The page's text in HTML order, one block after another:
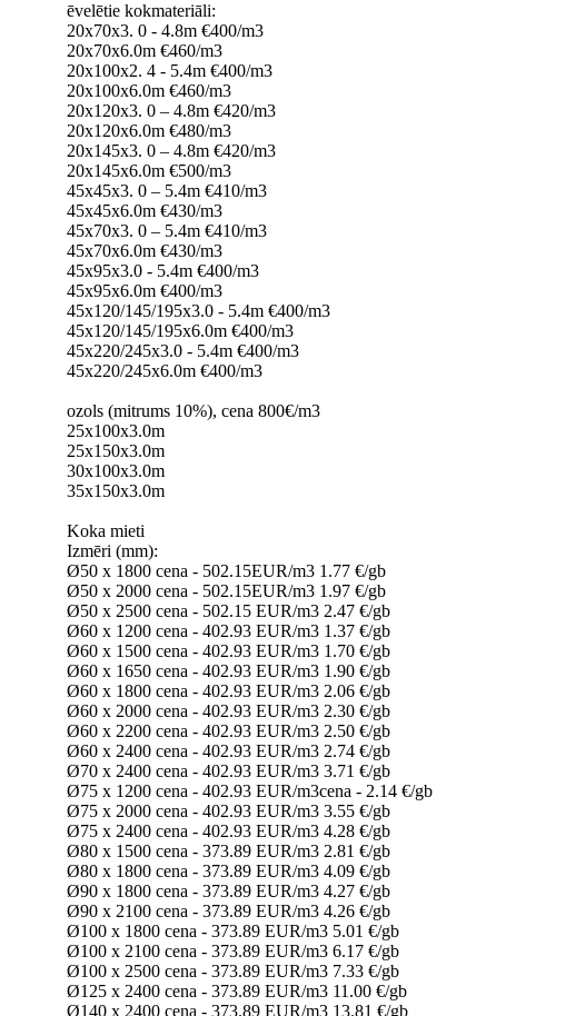
ēvelētie kokmateriāli:
20x70x3. 0 - 4.8m €400/m3
20x70x6.0m €460/m3
20x100x2. 4 - 5.4m €400/m3
20x100x6.0m €460/m3
20x120x3. 0 – 4.8m €420/m3
20x120x6.0m €480/m3
20x145x3. 0 – 4.8m €420/m3
20x145x6.0m €500/m3
45x45x3. 0 – 5.4m €410/m3
45x45x6.0m €430/m3
45x70x3. 0 – 5.4m €410/m3
45x70x6.0m €430/m3
45x95x3.0 - 5.4m €400/m3
45x95x6.0m €400/m3
45x120/145/195x3.0 - 5.4m €400/m3
45x120/145/195x6.0m €400/m3
45x220/245x3.0 - 5.4m €400/m3
45x220/245x6.0m €400/m3
ozols (mitrums 10%), cena 800€/m3
25x100x3.0m
25x150x3.0m
30x100x3.0m
35x150x3.0m
Koka mieti
Izmēri (mm):
Ø50 x 1800 cena - 502.15EUR/m3 1.77 €/gb
Ø50 x 2000 cena - 502.15EUR/m3 1.97 €/gb
Ø50 x 2500 cena - 502.15 EUR/m3 2.47 €/gb
Ø60 x 1200 cena - 402.93 EUR/m3 1.37 €/gb
Ø60 x 1500 cena - 402.93 EUR/m3 1.70 €/gb
Ø60 x 1650 cena - 402.93 EUR/m3 1.90 €/gb
Ø60 x 1800 cena - 402.93 EUR/m3 2.06 €/gb
Ø60 x 2000 cena - 402.93 EUR/m3 2.30 €/gb
Ø60 x 2200 cena - 402.93 EUR/m3 2.50 €/gb
Ø60 x 2400 cena - 402.93 EUR/m3 2.74 €/gb
Ø70 x 2400 cena - 402.93 EUR/m3 3.71 €/gb
Ø75 x 1200 cena - 402.93 EUR/m3cena - 2.14 €/gb
Ø75 x 2000 cena - 402.93 EUR/m3 3.55 €/gb
Ø75 x 2400 cena - 402.93 EUR/m3 4.28 €/gb
Ø80 x 1500 cena - 373.89 EUR/m3 2.81 €/gb
Ø80 x 1800 cena - 373.89 EUR/m3 4.09 €/gb
Ø90 x 1800 cena - 373.89 EUR/m3 4.27 €/gb
Ø90 x 2100 cena - 373.89 EUR/m3 4.26 €/gb
Ø100 x 1800 cena - 373.89 EUR/m3 5.01 €/gb
Ø100 x 2100 cena - 373.89 EUR/m3 6.17 €/gb
Ø100 x 2500 cena - 373.89 EUR/m3 7.33 €/gb
Ø125 x 2400 cena - 373.89 EUR/m3 11.00 €/gb
Ø140 x 2400 cena - 373.89 EUR/m3 13.81 €/gb